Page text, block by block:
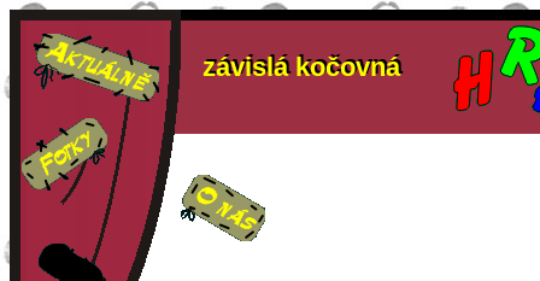
závislá kočovná
závislá kočovná